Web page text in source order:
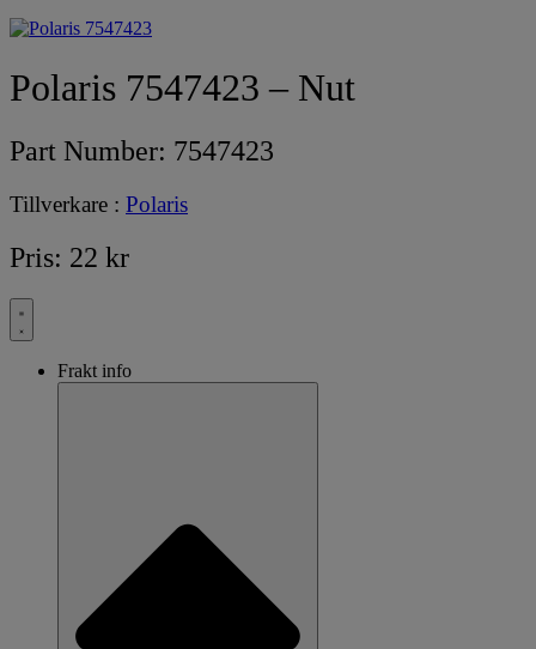
Polaris 7547423 – Nut
Part Number: 7547423
Tillverkare : Polaris
Pris: 22 kr
Frakt info